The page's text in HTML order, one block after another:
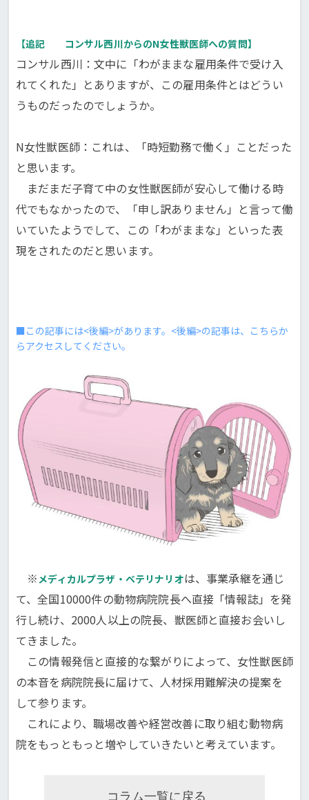
【追記 コンサル西川からのN女性獣医師への質問】
コンサル西川：文中に「わがままな雇用条件で受け入
れてくれた」とありますが、この雇用条件とはどうい
うものだったのでしょうか。
N女性獣医師：これは、「時短勤務で働く」ことだった
と思います。
まだまだ子育て中の女性獣医師が安心して働ける時
代でもなかったので、「申し訳ありません」と言って働
いていたようでして、この「わがままな」といった表
現をされたのだと思います。
■この記事には<後編>があります。<後編>の記事は、こちらか
らアクセスしてください。
※メディカルプラザ・ベテリナリオは、事業承継を通じ
て、全国10000件の動物病院院長へ直接「情報誌」を発
行し続け、2000人以上の院長、獣医師と直接お会いし
てきました。
この情報発信と直接的な繋がりによって、女性獣医師
の本音を病院院長に届けて、人材採用難解決の提案を
して参ります。
これにより、職場改善や経営改善に取り組む動物病
院をもっともっと増やしていきたいと考えています。
コラム一覧に戻る